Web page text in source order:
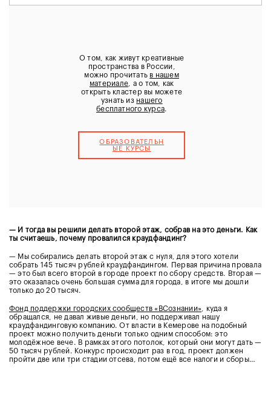
О том, как живут креативные
пространства в России,
можно прочитать в нашем
материале , а о том, как
открыть кластер вы можете
узнать из нашего
бесплатного курса.
ОБРАЗОВАТЕЛЬН
ЫЕ КУРCЫ
— И тогда вы решили делать второй этаж, собрав на это деньги. Как
ты считаешь, почему провалился краудфандинг?
— Мы собирались делать второй этаж с нуля, для этого хотели
собрать 145 тысяч рублей краудфандингом. Первая причина провала
— это был всего второй в городе проект по сбору средств. Вторая —
это оказалась очень большая сумма для города, в итоге мы дошли
только до 20 тысяч.
Фонд поддержки городских сообществ «ВСознании» , куда я
обращался, не давал живые деньги, но поддерживал нашу
краудфандинговую компанию. От власти в Кемерове на подобный
проект можно получить деньги только одним способом: это
молодёжное вече. В рамках этого потолок, который они могут дать —
50 тысяч рублей. Конкурс происходит раз в год, проект должен
пройти две или три стадии отсева, потом ещё все налоги и сборы…